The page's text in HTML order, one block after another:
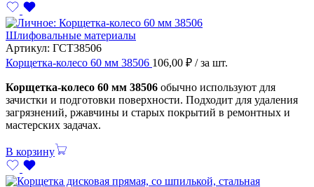
Шлифовальные материалы
Артикул: ГСТ38506
Корщетка-колесо 60 мм 38506 106,00 ₽ / за шт.
Корщетка-колесо 60 мм 38506 обычно используют для
зачистки и подготовки поверхности. Подходит для удаления
загрязнений, ржавчины и старых покрытий в ремонтных и
мастерских задачах.
В корзину